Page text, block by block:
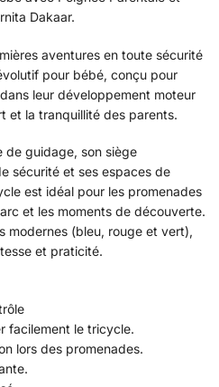
Dakaar.
aventures en toute sécurité
pour bébé, conçu pour
leur développement moteur
et la tranquillité des parents.
de guidage, son siège
sécurité et ses espaces de
est idéal pour les promenades
et les moments de découverte.
modernes (bleu, rouge et vert),
et praticité.
facilement le tricycle.
lors des promenades.